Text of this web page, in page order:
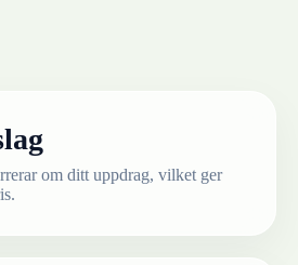
om ditt uppdrag, vilket ger